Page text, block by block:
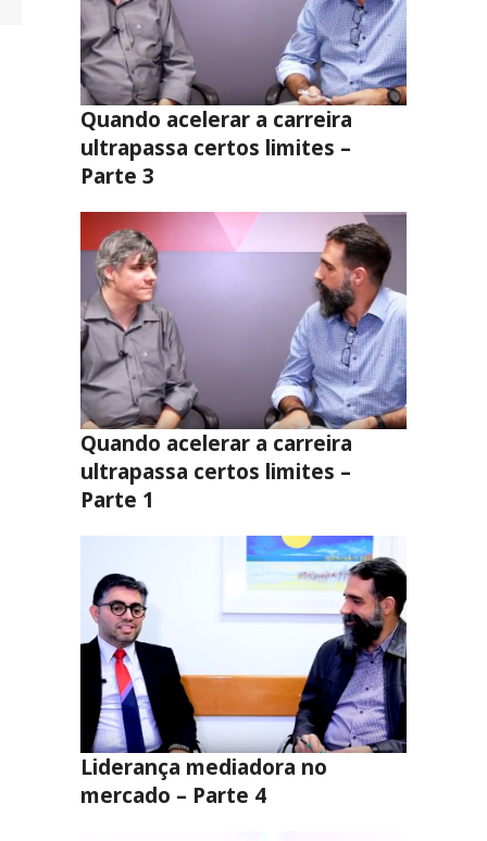
Quando acelerar a carreira
ultrapassa certos limites –
Parte 3
Quando acelerar a carreira
ultrapassa certos limites –
Parte 1
Liderança mediadora no
mercado – Parte 4